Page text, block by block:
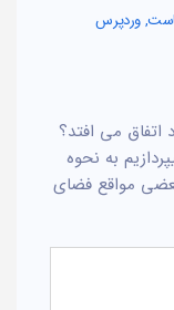
,وردپرس
می افتد؟
به نحوه
مواقع فضای